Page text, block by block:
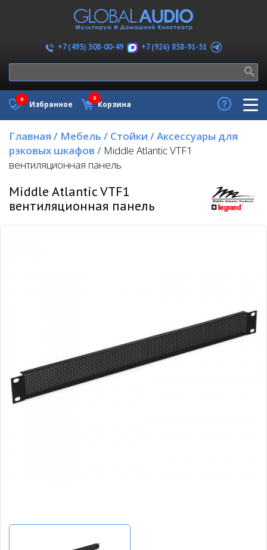
+7 (495) 308-00-49 +7 (926) 858-91-51
Избранное
0
Корзина
0
Главная / Мебель / Стойки /Аксессуары для
рэковых шкафов / Middle Atlantic VTF1
вентиляционная панель
Middle Atlantic VTF1
вентиляционная панель